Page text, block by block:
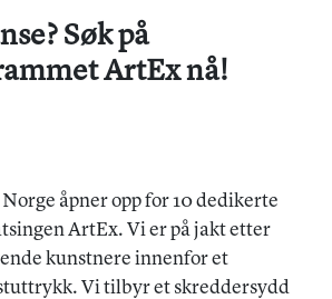
Søk på
ArtEx nå!
Norge åpner opp for 10 dedikerte
ArtEx. Vi er på jakt etter
kunstnere innenfor et
Vi tilbyr et skreddersydd